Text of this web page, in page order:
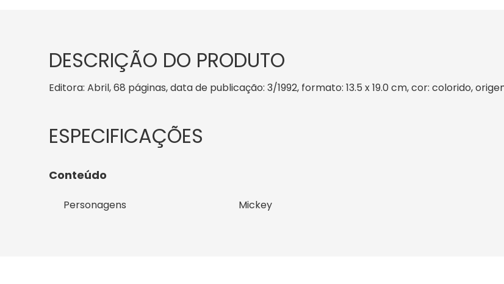
DESCRIÇÃO DO PRODUTO
Editora: Abril, 68 páginas, data de publicação: 3/1992, formato: 13.5 x 19.0 cm, cor: colorido,
Conteúdo
Personagens Mickey